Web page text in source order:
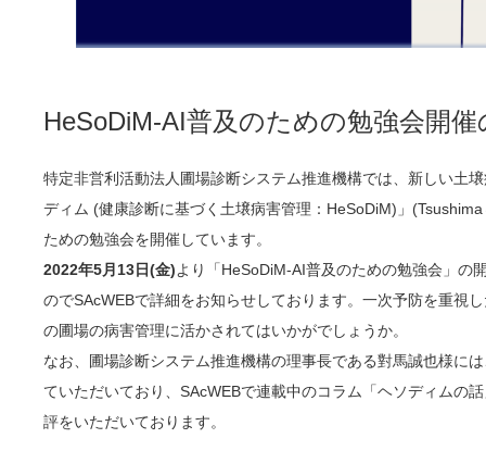
HeSoDiM-AI普及のための勉強会開
特定非営利活動法人圃場診断システム推進機構では、新しい土
ディム (健康診断に基づく土壌病害管理：HeSoDiM)」
ための勉強会を開催しています。
2022年5月13日(金)より「HeSoDiM-AI普及のための勉強会」の
のでSAcWEBで詳細をお知らせしております。一次予防を重視
の圃場の病害管理に活かされてはいかがでしょうか。
なお、圃場診断システム推進機構の理事長である對馬誠也様に
ていただいており、SAcWEBで連載中のコラム「ヘソディムの
評をいただいております。